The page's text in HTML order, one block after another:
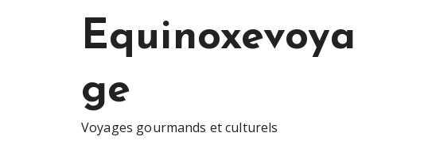
Equinoxevoya
ge
Voyages gourmands et culturels